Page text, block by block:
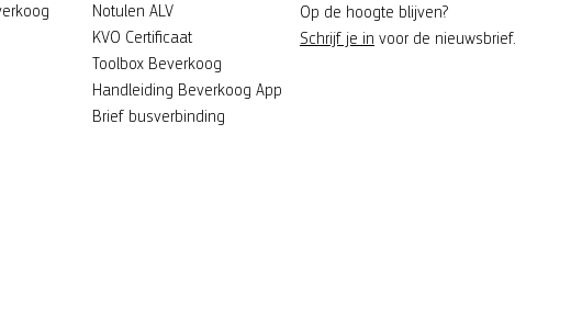
Notulen ALV
KVO Certificaat
Toolbox Beverkoog
Handleiding Beverkoog App
Brief busverbinding
Op de hoogte blijven?
Schrijf je in voor de nieuwsbrief.